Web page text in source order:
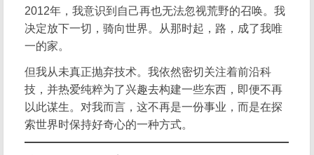
2012年，我意识到自己再也无法忽视荒野的召唤。我
决定放下一切，骑向世界。从那时起，路，成了我唯
一的家。
但我从未真正抛弃技术。我依然密切关注着前沿科
技，并热爱纯粹为了兴趣去构建一些东西，即便不再
以此谋生。对我而言，这不再是一份事业，而是在探
索世界时保持好奇心的一种方式。